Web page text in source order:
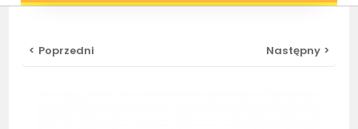
< Poprzedni Następny >